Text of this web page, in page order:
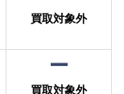
買取対象外
買取対象外